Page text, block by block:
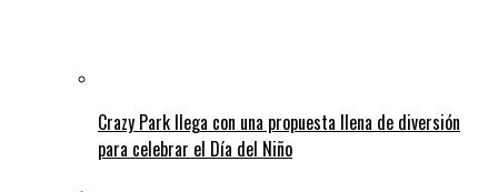
Crazy Park llega con una propuesta llena de diversión
para celebrar el Día del Niño